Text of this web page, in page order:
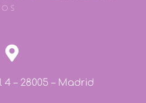
4 – 28005 – Madrid